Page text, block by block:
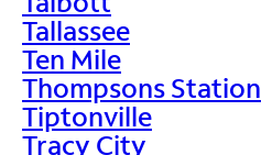
Tallassee
Ten Mile
Thompsons Station
Tiptonville
Tracy City